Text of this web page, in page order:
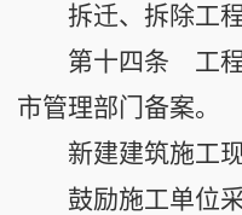
拆迁、拆除工
第十四条 工程
市管理部门备案。
新建建筑施工
鼓励施工单位